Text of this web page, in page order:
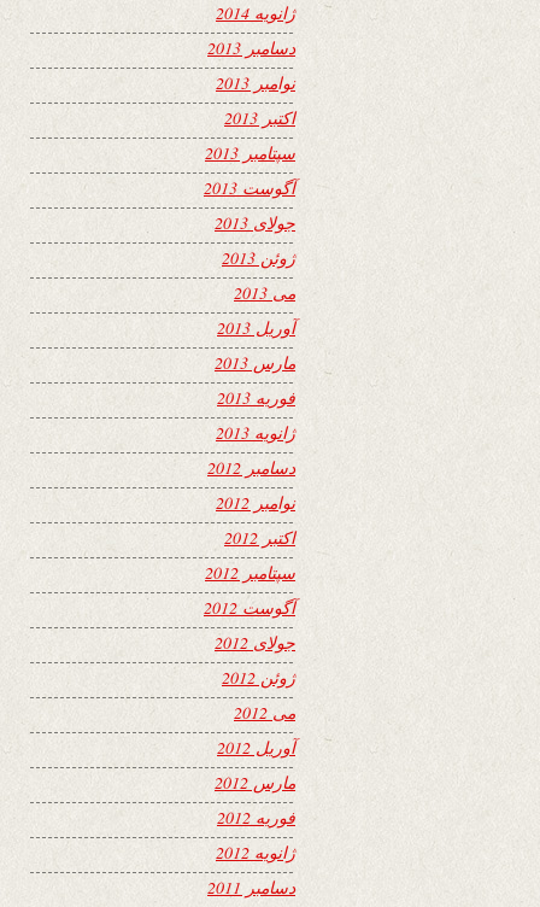
ژانویه 2014
دسامبر 2013
نوامبر 2013
اکتبر 2013
سپتامبر 2013
آگوست 2013
جولای 2013
ژوئن 2013
می 2013
آوریل 2013
مارس 2013
فوریه 2013
ژانویه 2013
دسامبر 2012
نوامبر 2012
اکتبر 2012
سپتامبر 2012
آگوست 2012
جولای 2012
ژوئن 2012
می 2012
آوریل 2012
مارس 2012
فوریه 2012
ژانویه 2012
دسامبر 2011